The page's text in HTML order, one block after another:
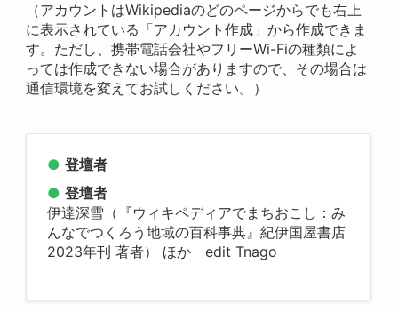
（アカウントはWikipediaのどのページからでも右上
に表示されている「アカウント作成」から作成できま
す。ただし、携帯電話会社やフリーWi-Fiの種類によ
っては作成できない場合がありますので、その場合は
通信環境を変えてお試しください。）
登壇者
登壇者
伊達深雪（『ウィキペディアでまちおこし：み
んなでつくろう地域の百科事典』紀伊国屋書店
2023年刊 著者） ほか edit Tnago